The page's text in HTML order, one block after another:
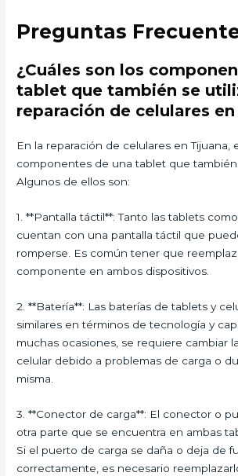
Preguntas
¿Cuáles son los
tablet que también se
reparación de celulares en
En la reparación de celulares en Tijuana,
componentes de una tablet que también
Algunos de ellos son:
1. **Pantalla táctil**: Tanto las tablets
cuentan con una pantalla táctil que
romperse. Es común tener que
componente en ambos dispositivos.
2. **Batería**: Las baterías de tablets y
similares en términos de tecnología y
muchas ocasiones, se requiere cambiar
celular debido a problemas de carga o
misma.
3. **Conector de carga**: El conector o
otra parte que se encuentra en ambas
Si el puerto de carga se daña o deja de
correctamente, es necesario